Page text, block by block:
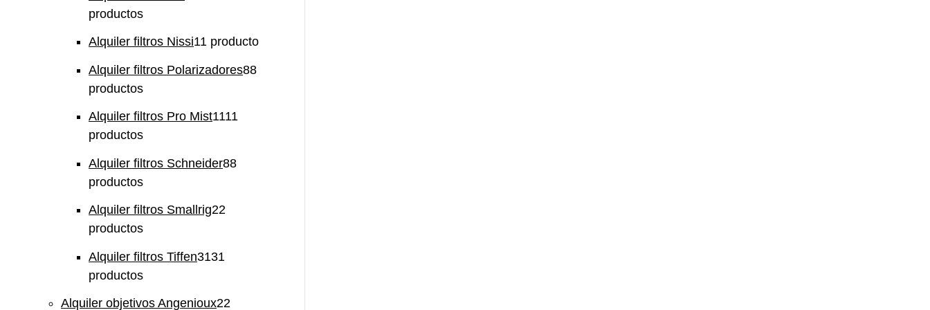
productos
Alquiler filtros Nissi11 producto
Alquiler filtros Polarizadores88
productos
Alquiler filtros Pro Mist1111
productos
Alquiler filtros Schneider88
productos
Alquiler filtros Smallrig22
productos
Alquiler filtros Tiffen3131
productos
Alquiler objetivos Angenioux22